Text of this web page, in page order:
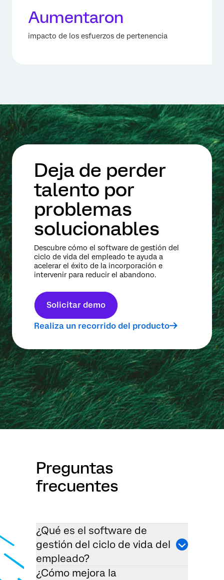
Aumentaron
impacto de los esfuerzos de pertenencia
Deja de perder
talento por
problemas
solucionables
Descubre cómo el software de gestión del
ciclo de vida del empleado te ayuda a
acelerar el éxito de la incorporación e
intervenir para reducir el abandono.
Solicitar demo
Realiza un recorrido del producto
Preguntas
frecuentes
¿Qué es el software de
gestión del ciclo de vida del
empleado?
¿Cómo mejora la